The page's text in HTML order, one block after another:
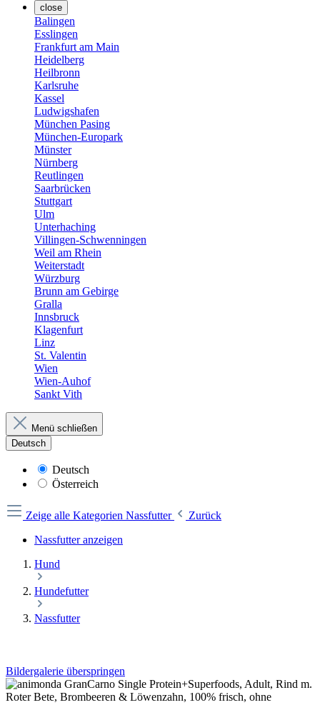
close
Balingen
Esslingen
Frankfurt am Main
Heidelberg
Heilbronn
Karlsruhe
Kassel
Ludwigshafen
München Pasing
München-Europark
Münster
Nürnberg
Reutlingen
Saarbrücken
Stuttgart
Ulm
Unterhaching
Villingen-Schwenningen
Weil am Rhein
Weiterstadt
Würzburg
Brunn am Gebirge
Gralla
Innsbruck
Klagenfurt
Linz
St. Valentin
Wien
Wien-Auhof
Sankt Vith
Menü schließen
Deutsch
Deutsch
Österreich
Zeige alle Kategorien Nassfutter
Zurück
Nassfutter anzeigen
Hund
Hundefutter
Nassfutter
Bildergalerie überspringen